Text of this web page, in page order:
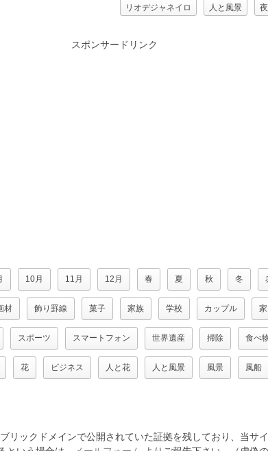
リオデジャネイロ 人と風景 夜
スポンサードリンク
10月 11月 12月 春 夏 秋 冬
材 飾り罫線 菓子 家族 学校 カップル
スポーツ スマートフォン 世界遺産 掃除 食べ
花 ビジネス 人と花 人と風景 風景 風船
リックドメインで公開されていた証拠を残しており、当サ